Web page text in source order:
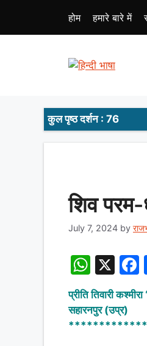
content
होम हमारे बारे में
कुल पृष्ठ दर्शन : 76
शिव
July 7, 2024 by
W
h
at
s
X
a
प्रीति तिवारी
सहारनपुर (उप्र)